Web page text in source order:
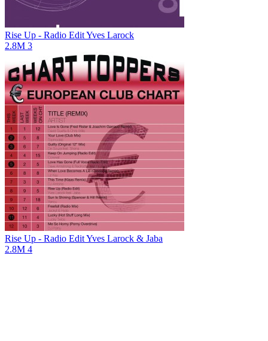
Rise Up - Radio EditYves Larock
2.8M 3
Rise Up - Radio EditYves Larock & Jaba
2.8M 4